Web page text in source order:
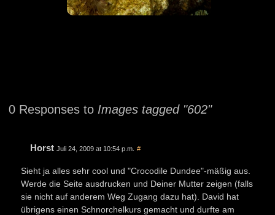
0 Responses to Images tagged "602"
Horst Juli 24, 2009 at 10:54 p.m. #
Sieht ja alles sehr cool und "Crocodile Dundee"-mäßig aus.
Werde die Seite ausdrucken und Deiner Mutter zeigen (falls
sie nicht auf anderem Weg Zugang dazu hat). David hat
übrigens einen Schnorchelkurs gemacht und durfte am